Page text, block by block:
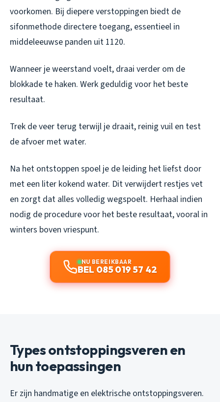
voorkomen. Bij diepere verstoppingen biedt de
sifonmethode directere toegang, essentieel in
middeleeuwse panden uit 1120.
Wanneer je weerstand voelt, draai verder om de
blokkade te haken. Werk geduldig voor het beste
resultaat.
Trek de veer terug terwijl je draait, reinig vuil en test
de afvoer met water.
Na het ontstoppen spoel je de leiding het liefst door
met een liter kokend water. Dit verwijdert restjes vet
en zorgt dat alles volledig wegspoelt. Herhaal indien
nodig de procedure voor het beste resultaat, vooral in
winters boven vriespunt.
NU BEREIKBAAR
BEL 085 019 57 42
Types ontstoppingsveren en
hun toepassingen
Er zijn handmatige en elektrische ontstoppingsveren.